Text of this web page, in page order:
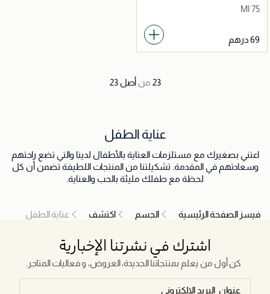
75 Ml
23 من أصل 23
عناية الطفل
اعتني بصغيرك مع مستلزمات العناية بالأطفال لدينا والتي تضع راحتهم
وسعادتهم في المقدمة. تشكيلتنا من المنتجات اللطيفة تضمن أن كل
لحظة مع طفلك مليئة بالحب والعناية.
فيسز الصفحة الرئيسية الجسم اكتشف عناية الطفل
اشترك في نشرتنا الإخبارية
كن أول من يعلم بمنتجاتنا الجديدة، العروض، و فعاليات المتاجر.